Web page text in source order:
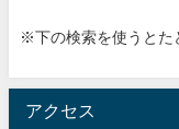
※下の検索を使うとた
アクセス